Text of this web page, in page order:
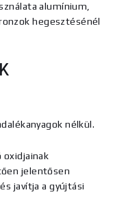
alumínium,
hegesztésénél
nélkül.
jelentősen
javítja a gyújtási